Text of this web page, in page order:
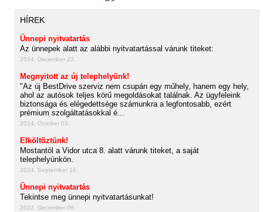
HÍREK
Ünnepi nyitvatartás
Az ünnepek alatt az alábbi nyitvatartással várunk titeket:
2024. December 23.
Megnyitott az új telephelyünk!
"Az új BestDrive szerviz nem csupán egy műhely, hanem egy hely,
ahol az autósok teljes körű megoldásokat találnak. Az ügyfeleink
biztonsága és elégedettsége számunkra a legfontosabb, ezért
prémium szolgáltatásokkal é...
2024. October 03.
Elköltöztünk!
Mostantól a Vidor utca 8. alatt várunk titeket, a saját
telephelyünkön.
2024. September 16.
Ünnepi nyitvatartás
Tekintse meg ünnepi nyitvatartásunkat!
2022. December 09.